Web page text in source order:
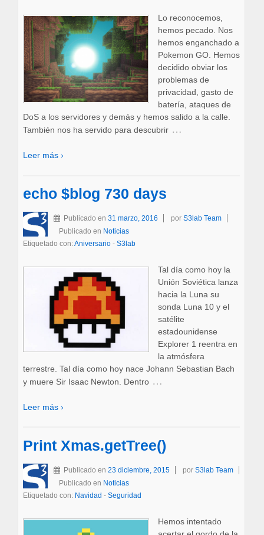
Lo reconocemos,
hemos pecado. Nos
hemos enganchado a
Pokemon GO. Hemos
decidido obviar los
problemas de
privacidad, gasto de
batería, ataques de
DoS a los servidores y demás y hemos salido a la calle.
También nos ha servido para descubrir …
Leer más ›
echo $blog 730 days
Publicado en 31 marzo, 2016 por S3lab Team
Publicado en Noticias
Etiquetado con:Aniversario- S3lab
Tal día como hoy la
Unión Soviética lanza
hacia la Luna su
sonda Luna 10 y el
satélite
estadounidense
Explorer 1 reentra en
la atmósfera
terrestre. Tal día como hoy nace Johann Sebastian Bach
y muere Sir Isaac Newton. Dentro …
Leer más ›
Print Xmas.getTree()
Publicado en 23 diciembre, 2015 por S3lab Team
Publicado en Noticias
Etiquetado con: Navidad - Seguridad
Hemos intentado